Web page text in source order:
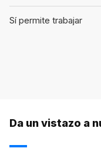
Sí permite trabajar
Da un vistazo a